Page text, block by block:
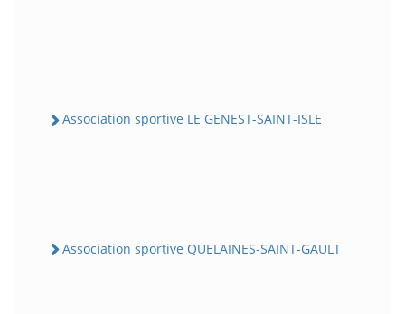
Association sportive LE GENEST-SAINT-ISLE
Association sportive QUELAINES-SAINT-GAULT